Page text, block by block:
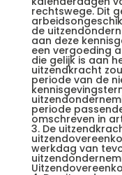
rechtswege. Dit
de
aan deze
een vergoeding
die gelijk is aan
uitzendkracht
periode van de
periode
omschreven in
3. De
werkdag van